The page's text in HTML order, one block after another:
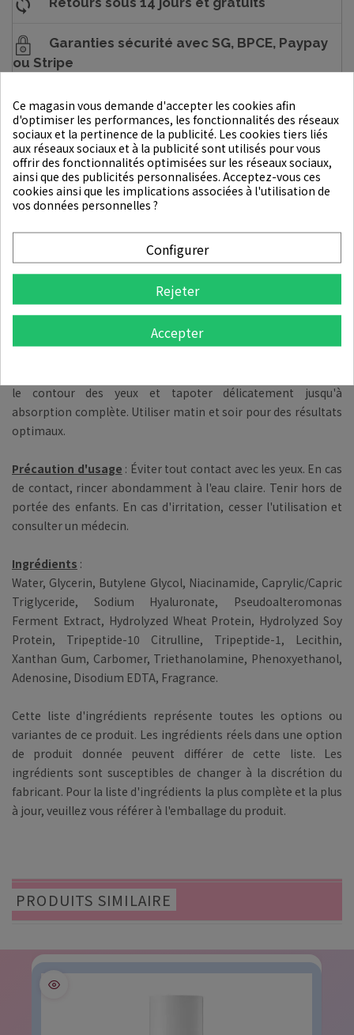
Garanties sécurité avec SG, BPCE, Paypay
ou Stripe
DESCRIPTION
DÉTAILS DU PRODUIT
Cosmetics est un soin contour des yeux puissant conçu pour
lifter et rajeunir la zone délicate du contour des yeux. Ce
produit innovant contient du PDRN, un ingrédient régénérant
qui stimule la régénération cellulaire pour une peau plus
le contour des yeux et tapoter délicatement jusqu'à
absorption complète. Utiliser matin et soir pour des résultats
optimaux.
Précaution d'usage : Éviter tout contact avec les yeux. En cas
de contact, rincer abondamment à l'eau claire. Tenir hors de
portée des enfants. En cas d'irritation, cesser l'utilisation et
consulter un médecin.
Ingrédients :
Water, Glycerin, Butylene Glycol, Niacinamide, Caprylic/Capric
Triglyceride, Sodium Hyaluronate, Pseudoalteromonas
Ferment Extract, Hydrolyzed Wheat Protein, Hydrolyzed Soy
Protein, Tripeptide-10 Citrulline, Tripeptide-1, Lecithin,
Xanthan Gum, Carbomer, Triethanolamine, Phenoxyethanol,
Adenosine, Disodium EDTA, Fragrance.
Cette liste d'ingrédients représente toutes les options ou
variantes de ce produit. Les ingrédients réels dans une option
de produit donnée peuvent différer de cette liste. Les
ingrédients sont susceptibles de changer à la discrétion du
fabricant. Pour la liste d'ingrédients la plus complète et la plus
à jour, veuillez vous référer à l'emballage du produit.
PRODUITS SIMILAIRE
Ce magasin vous demande d'accepter les cookies afin
d'optimiser les performances, les fonctionnalités des réseaux
sociaux et la pertinence de la publicité. Les cookies tiers liés
aux réseaux sociaux et à la publicité sont utilisés pour vous
offrir des fonctionnalités optimisées sur les réseaux sociaux,
ainsi que des publicités personnalisées. Acceptez-vous ces
cookies ainsi que les implications associées à l'utilisation de
vos données personnelles ?
Configurer
Rejeter
Accepter